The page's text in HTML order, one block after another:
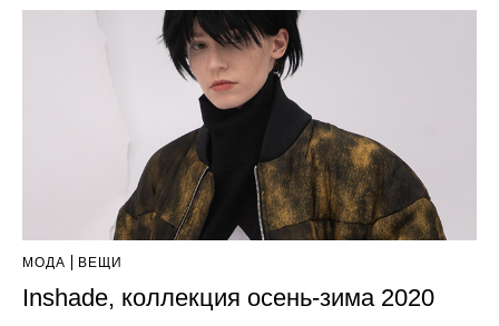
МОДА ВЕЩИ
Inshade, коллекция осень-зима 2020